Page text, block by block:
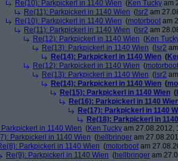
Re(10): Parkpickerl in 1140 Wien (Ken Tucky am
Re(11): Parkpickerl in 1140 Wien ( lsr2 am
Re(10): Parkpickerl in 1140 Wien (motorboot am
Re(11): Parkpickerl in 1140 Wien ( lsr2 am
Re(12): Parkpickerl in 1140 Wien (Ken
Re(13): Parkpickerl in 1140 Wien ( lsr2
Re(14): Parkpickerl in 1140 Wien (
Re(12): Parkpickerl in 1140 Wien (motorboot
Re(13): Parkpickerl in 1140 Wien ( lsr2
Re(14): Parkpickerl in 1140 Wien (
Re(15): Parkpickerl in 1140 Wien (
Re(16): Parkpickerl in 1140
Re(17): Parkpickerl in 1140
Re(18): Parkpickerl in
Parkpickerl in 1140 Wien (Ken Tucky am 27.08.2012,
Parkpickerl in 1140 Wien (hellbringer am
Parkpickerl in 1140 Wien (motorboot am
Re(9): Parkpickerl in 1140 Wien (hellbringer am